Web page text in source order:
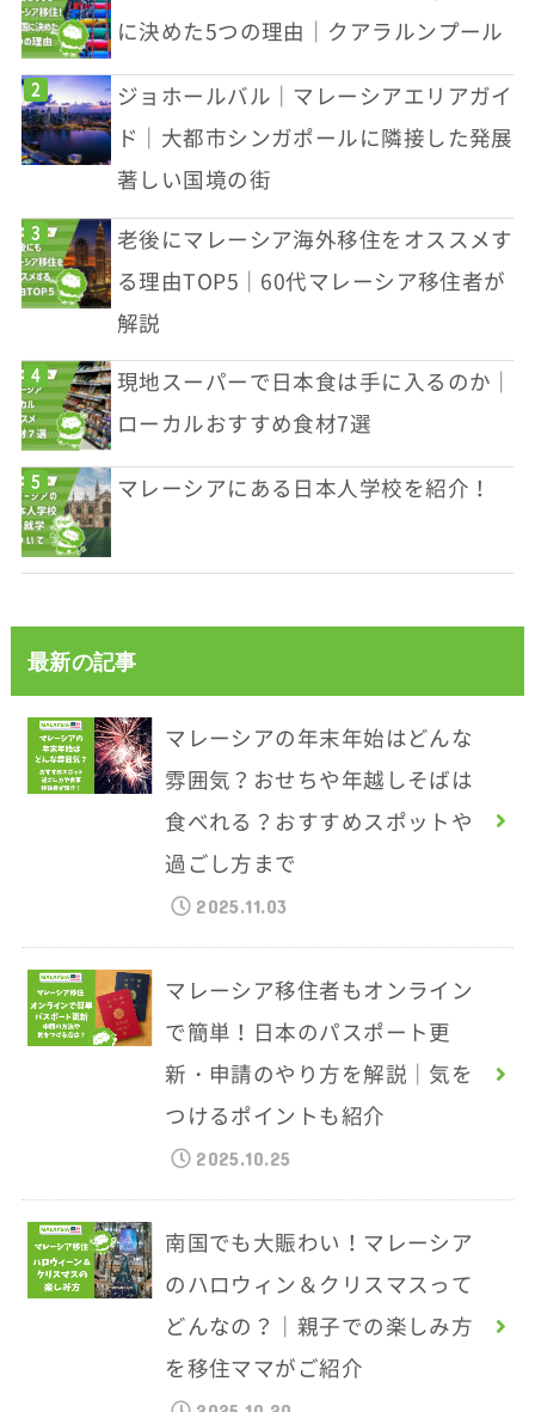
に決めた5つの理由｜クアラルンプール
ジョホールバル｜マレーシアエリアガイ
ド｜大都市シンガポールに隣接した発展
著しい国境の街
老後にマレーシア海外移住をオススメす
る理由TOP5｜60代マレーシア移住者が
解説
現地スーパーで日本食は手に入るのか｜
ローカルおすすめ食材7選
マレーシアにある日本人学校を紹介！
最新の記事
マレーシアの年末年始はどんな
雰囲気？おせちや年越しそばは
食べれる？おすすめスポットや
過ごし方まで
2025.11.03
マレーシア移住者もオンライン
で簡単！日本のパスポート更
新・申請のやり方を解説｜気を
つけるポイントも紹介
2025.10.25
南国でも大賑わい！マレーシア
のハロウィン＆クリスマスって
どんなの？｜親子での楽しみ方
を移住ママがご紹介